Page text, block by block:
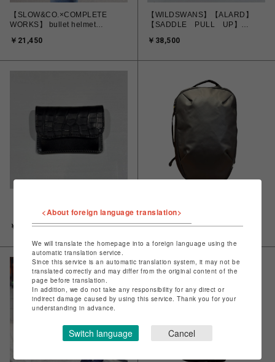
【SLOW&CO.×COMPLETE
WORKS】 bullet helmet
￥21,450
【WILDSWANS】【ALARD】
【SADDLE PULL UP】
￥38,500
【BLACK】【SADDLE PULL
￥55,000
31014】【BLACK】
￥34,100
<About foreign language translation>
We will translate the homepage into a foreign language using the
automatic translation service.
Since this service is an automatic translation system, it may not be
translated correctly and may differ from the original content of the
page before translation.
In addition, we do not take any responsibility for any direct or
indirect damage caused by using this service. Thank you for your
understanding in advance.
Switch language Cancel